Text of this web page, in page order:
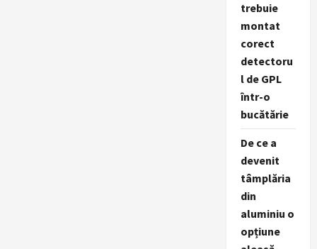
trebuie
montat
corect
detectoru
l de GPL
într-o
bucătărie
De ce a
devenit
tâmplăria
din
aluminiu o
opțiune